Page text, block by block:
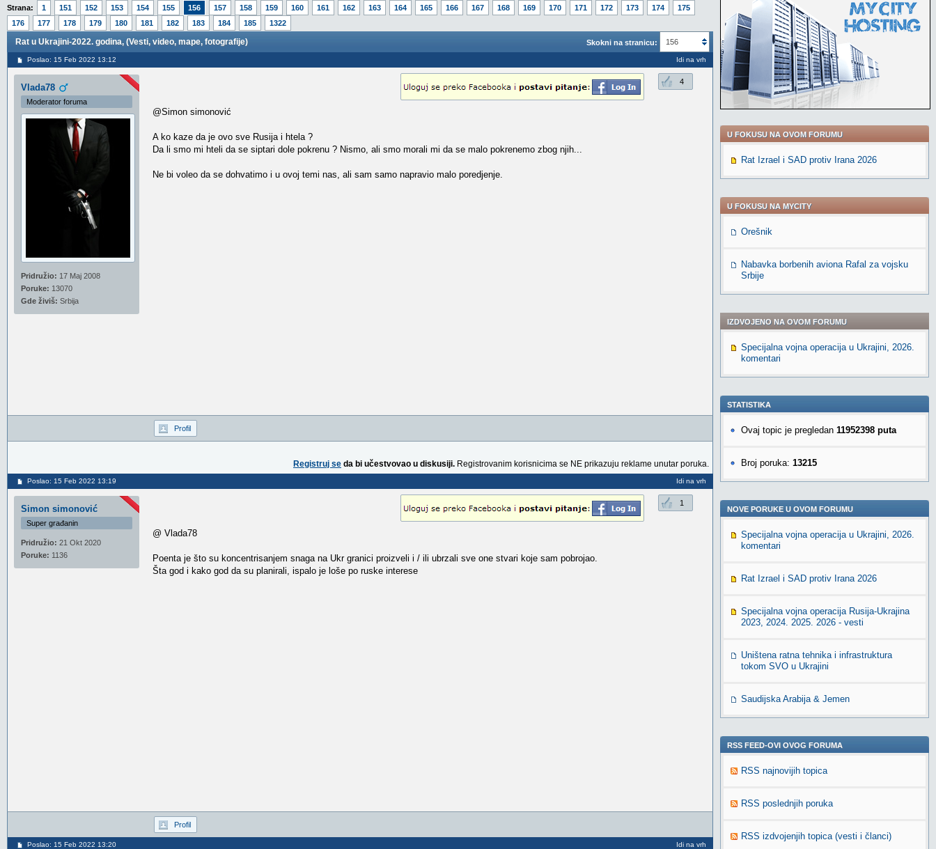
Strana: 1 151 152 153 154 155 156 157 158 159 160 161 162 163 164 165 166 167 168 169 170 171 172 173 174
175
176
177 178 179 180 181 182 183 184 185 1322
Skokni na stranicu: 156
Rat u Ukrajini-2022. godina, (Vesti, video, mape, fotografije)
Poslao: 15 Feb 2022 13:12 Idi na vrh
Vlada78
Moderator foruma
Pridružio: 17 Maj 2008
Poruke: 13070
Gde živiš: Srbija
4
@Simon simonović
A ko kaze da je ovo sve Rusija i htela ?
Da li smo mi hteli da se siptari dole pokrenu ? Nismo, ali smo morali mi da se malo pokrenemo zbog njih...
Ne bi voleo da se dohvatimo i u ovoj temi nas, ali sam samo napravio malo poredjenje.
Profil
Registruj se da bi učestvovao u diskusiji. Registrovanim korisnicima se NE prikazuju reklame unutar poruka.
Poslao: 15 Feb 2022 13:19 Idi na vrh
Simon simonović
Super građanin
Pridružio: 21 Okt 2020
Poruke: 1136
1
@ Vlada78
Poenta je što su koncentrisanjem snaga na Ukr granici proizveli i / ili ubrzali sve one stvari koje sam pobrojao.
Šta god i kako god da su planirali, ispalo je loše po ruske interese
Profil
Poslao: 15 Feb 2022 13:20 Idi na vrh
U FOKUSU NA OVOM FORUMU
Rat Izrael i SAD protiv Irana 2026
U FOKUSU NA MYCITY
Orešnik
Nabavka borbenih aviona Rafal za vojsku
Srbije
IZDVOJENO NA OVOM FORUMU
Specijalna vojna operacija u Ukrajini, 2026.
komentari
STATISTIKA
Ovaj topic je pregledan 11952398 puta
Broj poruka: 13215
NOVE PORUKE U OVOM FORUMU
Specijalna vojna operacija u Ukrajini, 2026.
komentari
Rat Izrael i SAD protiv Irana 2026
Specijalna vojna operacija Rusija-Ukrajina
2023, 2024. 2025. 2026 - vesti
Uništena ratna tehnika i infrastruktura
tokom SVO u Ukrajini
Saudijska Arabija & Jemen
RSS FEED-OVI OVOG FORUMA
RSS najnovijih topica
RSS poslednjih poruka
RSS izdvojenjih topica (vesti i članci)